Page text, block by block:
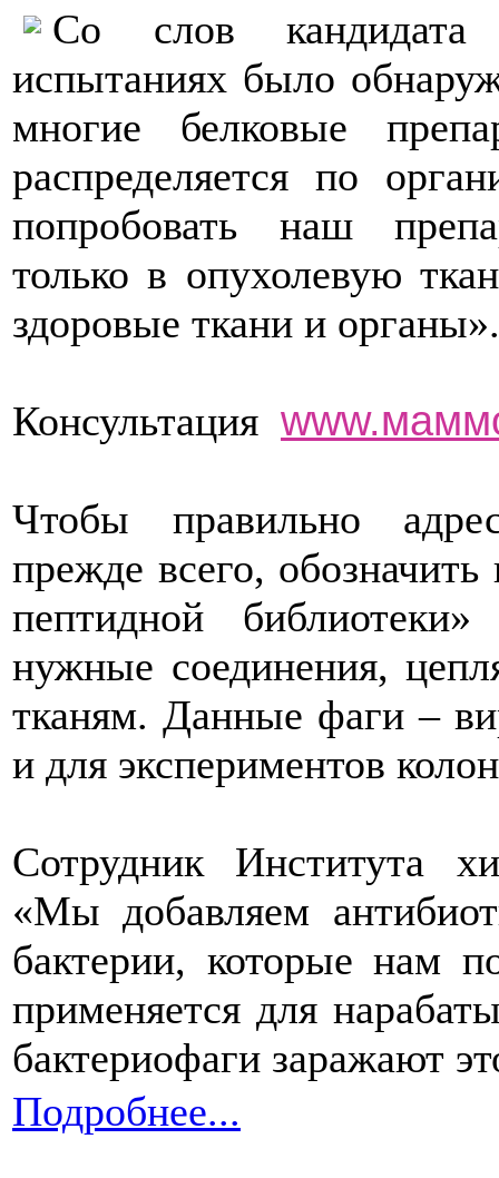
Со слов кандидата
испытаниях было
многие белковые
распределяется по
попробовать наш
только в опухолевую
здоровые ткани и органы».
Консультация
Чтобы правильно
прежде всего,
пептидной
нужные соединения,
тканям. Данные фаги –
и для экспериментов
Сотрудник Института
«Мы добавляем
бактерии, которые нам
применяется для
бактериофаги заражают
Подробнее...